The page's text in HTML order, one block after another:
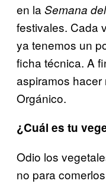
en la Semana
festivales. Cada
ya tenemos un
ficha técnica. A
aspiramos
Orgánico.
¿Cuál es tu
Odio los
no para